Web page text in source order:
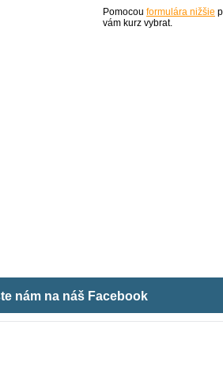
Pomocou formulára nižšie
vám kurz vybrat.
nám na náš Facebook